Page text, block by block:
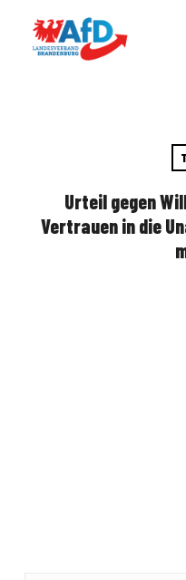
Urteil gegen
Vertrauen in die